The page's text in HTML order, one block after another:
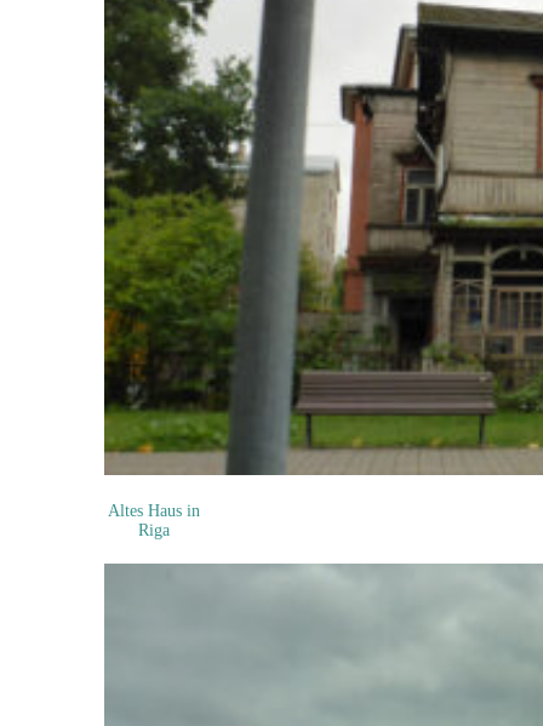
Altes Haus in
Riga